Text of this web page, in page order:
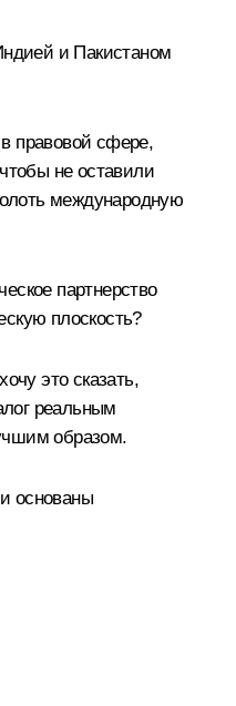
и Пакистаном
правовой сфере,
не оставили
международную
партнерство
плоскость?
это сказать,
реальным
образом.
основаны